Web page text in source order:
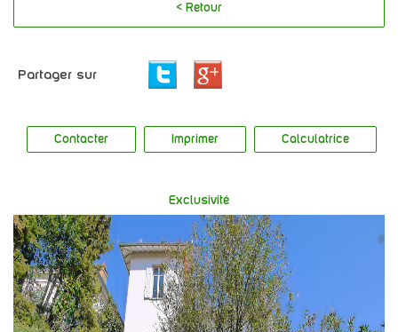
< Retour
Partager sur
Contacter Imprimer Calculatrice
Exclusivité